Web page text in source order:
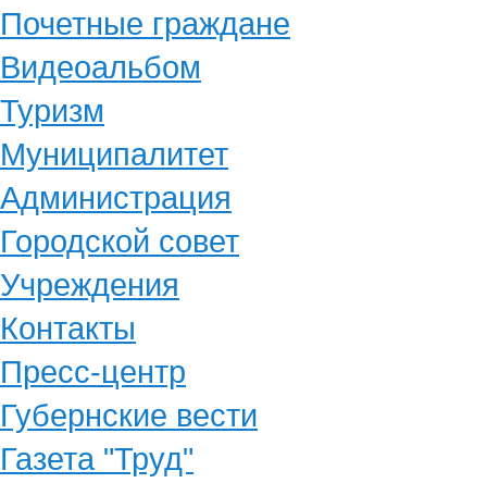
Почетные граждане
Видеоальбом
Туризм
Муниципалитет
Администрация
Городской совет
Учреждения
Контакты
Пресс-центр
Губернские вести
Газета "Труд"